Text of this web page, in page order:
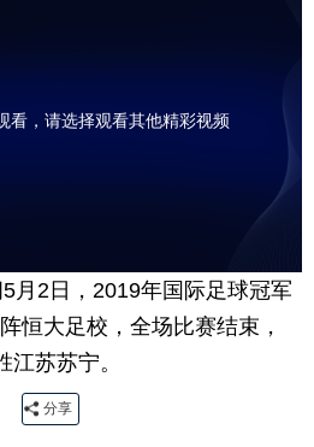
看，请选择观看其他精彩视频
月2日，2019年国际足球冠军
恒大足校，全场比赛结束，
苏苏宁。
分享